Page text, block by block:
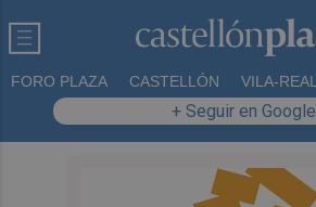
FORO PLAZA CASTELLÓN VILA-REAL
+ Seguir en Google